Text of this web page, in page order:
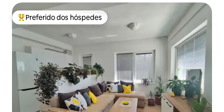
Entre os melhores preferidos dos hóspedes
Preferido dos hóspedes